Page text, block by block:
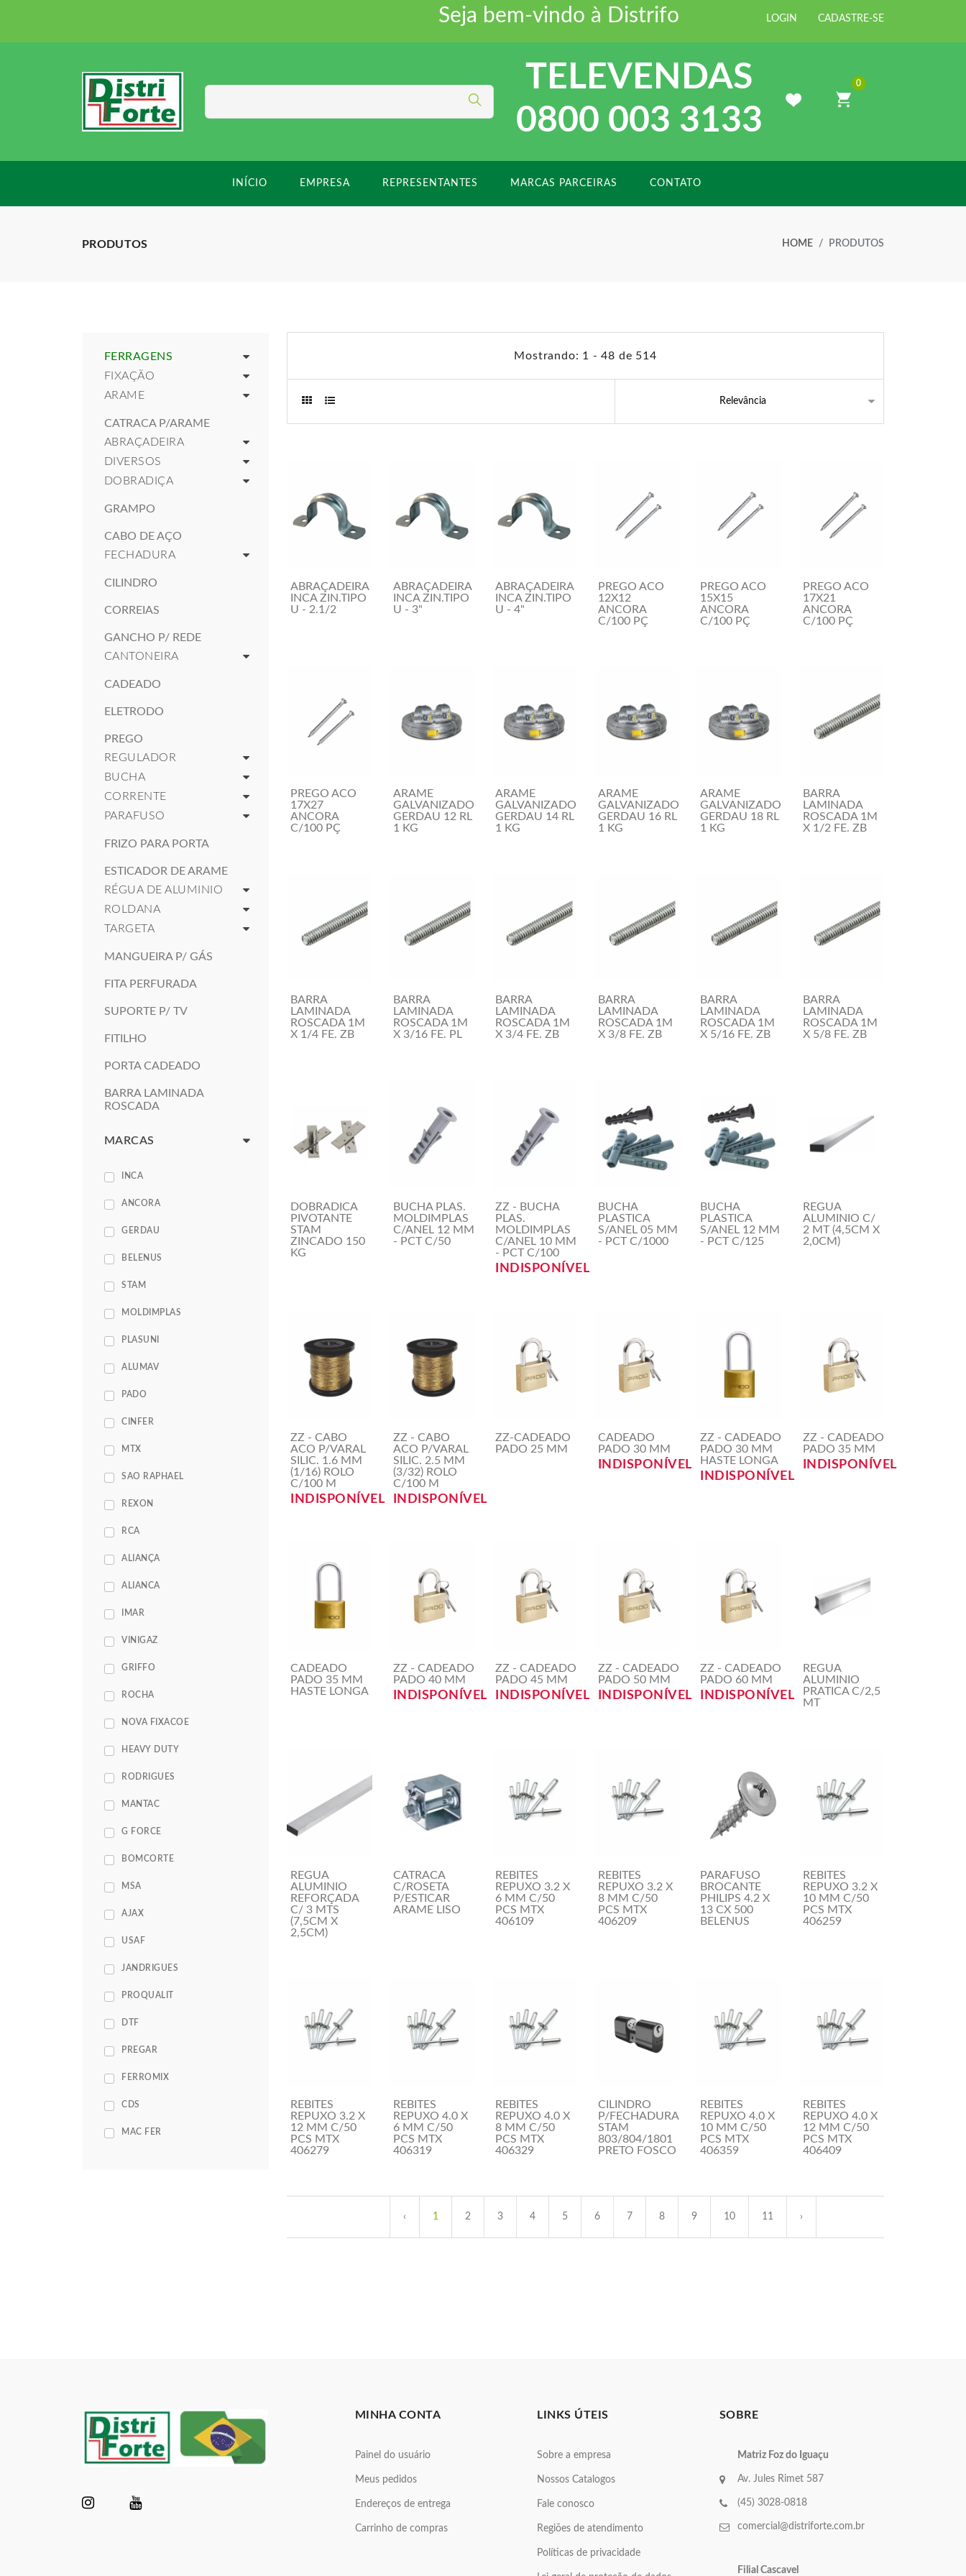
Seja bem-vindo à Distriforte Distribuidora de Materiais
LOGIN CADASTRE-SE
TELEVENDAS
0800 003 3133
0
INÍCIO EMPRESA REPRESENTANTES MARCAS PARCEIRAS CONTATO
PRODUTOS HOME PRODUTOS
FERRAGENS
FIXAÇÃO
ARAME
CATRACA P/ARAME
ABRAÇADEIRA
DIVERSOS
DOBRADIÇA
GRAMPO
CABO DE AÇO
FECHADURA
CILINDRO
CORREIAS
GANCHO P/ REDE
CANTONEIRA
CADEADO
ELETRODO
PREGO
REGULADOR
BUCHA
CORRENTE
PARAFUSO
FRIZO PARA PORTA
ESTICADOR DE ARAME
RÉGUA DE ALUMINIO
ROLDANA
TARGETA
MANGUEIRA P/ GÁS
FITA PERFURADA
SUPORTE P/ TV
FITILHO
PORTA CADEADO
BARRA LAMINADA
ROSCADA
MARCAS
INCA
ANCORA
GERDAU
BELENUS
STAM
MOLDIMPLAS
PLASUNI
ALUMAV
PADO
CINFER
MTX
SAO RAPHAEL
REXON
RCA
ALIANÇA
ALIANCA
IMAR
VINIGAZ
GRIFFO
ROCHA
NOVA FIXACOE
HEAVY DUTY
RODRIGUES
MANTAC
G FORCE
BOMCORTE
MSA
AJAX
USAF
JANDRIGUES
PROQUALIT
DTF
PREGAR
FERROMIX
CDS
MAC FER
Mostrando: 1 - 48 de 514
ABRAÇADEIRA
INCA ZIN.TIPO
U - 2.1/2
ABRAÇADEIRA
INCA ZIN.TIPO
U - 3"
ABRAÇADEIRA
INCA ZIN.TIPO
U - 4"
PREGO ACO
12X12
ANCORA
C/100 PÇ
PREGO ACO
15X15
ANCORA
C/100 PÇ
PREGO ACO
17X21
ANCORA
C/100 PÇ
PREGO ACO
17X27
ANCORA
C/100 PÇ
ARAME
GALVANIZADO
GERDAU 12 RL
1 KG
ARAME
GALVANIZADO
GERDAU 14 RL
1 KG
ARAME
GALVANIZADO
GERDAU 16 RL
1 KG
ARAME
GALVANIZADO
GERDAU 18 RL
1 KG
BARRA
LAMINADA
ROSCADA 1M
X 1/2 FE. ZB
BARRA
LAMINADA
ROSCADA 1M
X 1/4 FE. ZB
BARRA
LAMINADA
ROSCADA 1M
X 3/16 FE. PL
BARRA
LAMINADA
ROSCADA 1M
X 3/4 FE. ZB
BARRA
LAMINADA
ROSCADA 1M
X 3/8 FE. ZB
BARRA
LAMINADA
ROSCADA 1M
X 5/16 FE. ZB
BARRA
LAMINADA
ROSCADA 1M
X 5/8 FE. ZB
DOBRADICA
PIVOTANTE
STAM
ZINCADO 150
KG
BUCHA PLAS.
MOLDIMPLAS
C/ANEL 12 MM
- PCT C/50
ZZ - BUCHA
PLAS.
MOLDIMPLAS
C/ANEL 10 MM
- PCT C/100
INDISPONÍVEL
BUCHA
PLASTICA
S/ANEL 05 MM
- PCT C/1000
BUCHA
PLASTICA
S/ANEL 12 MM
- PCT C/125
REGUA
ALUMINIO C/
2 MT (4,5CM X
2,0CM)
ZZ - CABO
ACO P/VARAL
SILIC. 1.6 MM
(1/16) ROLO
C/100 M
INDISPONÍVEL
ZZ - CABO
ACO P/VARAL
SILIC. 2.5 MM
(3/32) ROLO
C/100 M
INDISPONÍVEL
ZZ-CADEADO
PADO 25 MM
CADEADO
PADO 30 MM
INDISPONÍVEL
ZZ - CADEADO
PADO 30 MM
HASTE LONGA
INDISPONÍVEL
ZZ - CADEADO
PADO 35 MM
INDISPONÍVEL
CADEADO
PADO 35 MM
HASTE LONGA
ZZ - CADEADO
PADO 40 MM
INDISPONÍVEL
ZZ - CADEADO
PADO 45 MM
INDISPONÍVEL
ZZ - CADEADO
PADO 50 MM
INDISPONÍVEL
ZZ - CADEADO
PADO 60 MM
INDISPONÍVEL
REGUA
ALUMINIO
PRATICA C/2,5
MT
REGUA
ALUMINIO
REFORÇADA
C/ 3 MTS
(7,5CM X
2,5CM)
CATRACA
C/ROSETA
P/ESTICAR
ARAME LISO
REBITES
REPUXO 3.2 X
6 MM C/50
PCS MTX
406109
REBITES
REPUXO 3.2 X
8 MM C/50
PCS MTX
406209
PARAFUSO
BROCANTE
PHILIPS 4.2 X
13 CX 500
BELENUS
REBITES
REPUXO 3.2 X
10 MM C/50
PCS MTX
406259
REBITES
REPUXO 3.2 X
12 MM C/50
PCS MTX
406279
REBITES
REPUXO 4.0 X
6 MM C/50
PCS MTX
406319
REBITES
REPUXO 4.0 X
8 MM C/50
PCS MTX
406329
CILINDRO
P/FECHADURA
STAM
803/804/1801
PRETO FOSCO
REBITES
REPUXO 4.0 X
10 MM C/50
PCS MTX
406359
REBITES
REPUXO 4.0 X
12 MM C/50
PCS MTX
406409
‹ 1 2 3 4 5 6 7 8 9 10 11 ›
MINHA CONTA
Painel do usuário
Meus pedidos
Endereços de entrega
Carrinho de compras
LINKS ÚTEIS
Sobre a empresa
Nossos Catalogos
Fale conosco
Regiões de atendimento
Políticas de privacidade
SOBRE
Matriz Foz do Iguaçu
Av. Jules Rimet 587
(45) 3028-0818
comercial@distriforte.com.br
Filial Cascavel